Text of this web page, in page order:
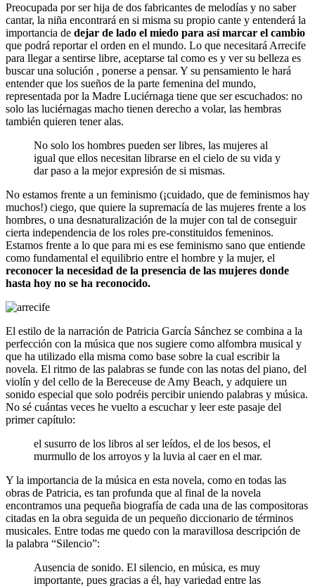
Preocupada por ser hija de dos fabricantes de melodías y no saber
cantar, la niña encontrará en si misma su propio cante y entenderá la
importancia de dejar de lado el miedo para así marcar el cambio
que podrá reportar el orden en el mundo. Lo que necesitará Arrecife
para llegar a sentirse libre, aceptarse tal como es y ver su belleza es
buscar una solución , ponerse a pensar. Y su pensamiento le hará
entender que los sueños de la parte femenina del mundo,
representada por la Madre Luciérnaga tiene que ser escuchados: no
solo las luciérnagas macho tienen derecho a volar, las hembras
también quieren tener alas.
No solo los hombres pueden ser libres, las mujeres al
igual que ellos necesitan librarse en el cielo de su vida y
dar paso a la mejor expresión de si mismas.
No estamos frente a un feminismo (¡cuidado, que de feminismos hay
muchos!) ciego, que quiere la supremacía de las mujeres frente a los
hombres, o una desnaturalización de la mujer con tal de conseguir
cierta independencia de los roles pre-constituidos femeninos.
Estamos frente a lo que para mi es ese feminismo sano que entiende
como fundamental el equilibrio entre el hombre y la mujer, el
reconocer la necesidad de la presencia de las mujeres donde
hasta hoy no se ha reconocido.
El estilo de la narración de Patricia García Sánchez se combina a la
perfección con la música que nos sugiere como alfombra musical y
que ha utilizado ella misma como base sobre la cual escribir la
novela. El ritmo de las palabras se funde con las notas del piano, del
violín y del cello de la Bereceuse de Amy Beach, y adquiere un
sonido especial que solo podréis percibir uniendo palabras y música.
No sé cuántas veces he vuelto a escuchar y leer este pasaje del
primer capítulo:
el susurro de los libros al ser leídos, el de los besos, el
murmullo de los arroyos y la luvia al caer en el mar.
Y la importancia de la música en esta novela, como en todas las
obras de Patricia, es tan profunda que al final de la novela
encontramos una pequeña biografía de cada una de las compositoras
citadas en la obra seguida de un pequeño diccionario de términos
musicales. Entre todas me quedo con la maravillosa descripción de
la palabra “Silencio”:
Ausencia de sonido. El silencio, en música, es muy
importante, pues gracias a él, hay variedad entre las